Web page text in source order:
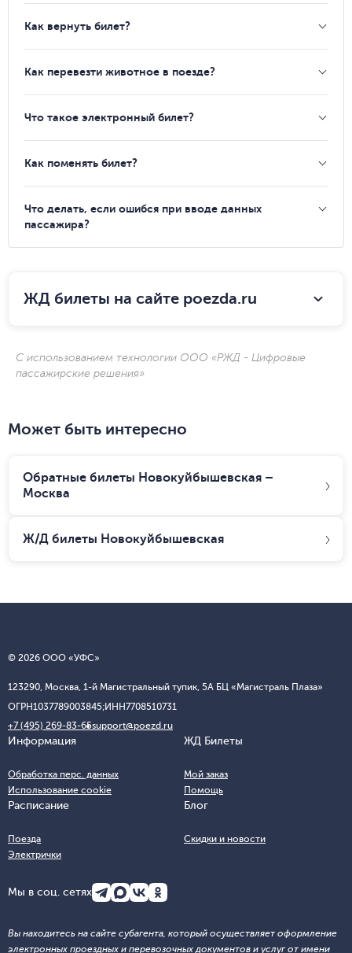
Как вернуть билет?
Как перевезти животное в поезде?
Что такое электронный билет?
Как поменять билет?
Что делать, если ошибся при вводе данных
пассажира?
ЖД билеты на сайте poezda.ru
С использованием технологии ООО «РЖД - Цифровые
пассажирские решения»
Может быть интересно
Обратные билеты Новокуйбышевская –
Москва
Ж/Д билеты Новокуйбышевская
© 2026 ООО «УФС»
123290, Москва, 1-й Магистральный тупик, 5А БЦ «Магистраль Плаза»
ОГРН1037789003845;ИНН7708510731
+7 (495) 269-83-65support@poezd.ru
Информация
Обработка перс. данных
Использование cookie
ЖД Билеты
Мой заказ
Помощь
Расписание
Поезда
Электрички
Блог
Скидки и новости
Мы в соц. сетях
Вы находитесь на сайте субагента, который осуществляет оформление
электронных проездных и перевозочных документов и услуг от имени